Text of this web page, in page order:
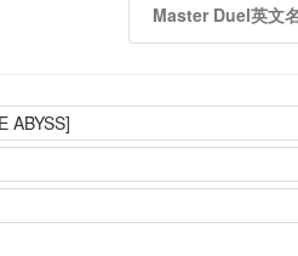
Master Duel英文
ABYSS]